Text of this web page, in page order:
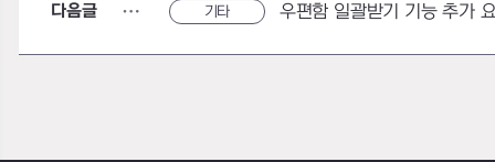
다음글 기타 우편함 일괄받기 기능 추가